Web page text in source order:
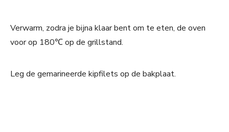
Verwarm, zodra je bijna klaar bent om te eten, de oven
voor op 180℃ op de grillstand.
Leg de gemarineerde kipfilets op de bakplaat.